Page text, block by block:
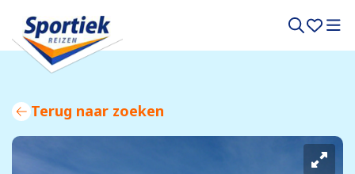
Terug naar zoeken